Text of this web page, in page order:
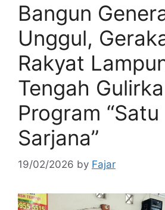
Bangun
Unggul,
Rakyat
Tengah
Program
Sarjana”
19/02/2026 by Fajar